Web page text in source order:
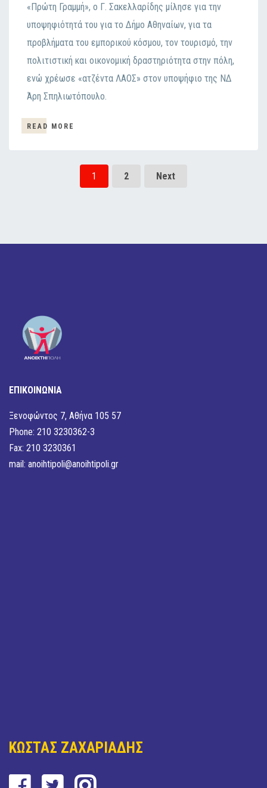
«Πρώτη Γραμμή», ο Γ. Σακελλαρίδης μίλησε για την
υποψηφιότητά του για το Δήμο Αθηναίων, για τα
προβλήματα του εμπορικού κόσμου, τον τουρισμό, την
πολιτιστική και οικονομική δραστηριότητα στην πόλη,
ενώ χρέωσε «ατζέντα ΛΑΟΣ» στον υποψήφιο της ΝΔ
Άρη Σπηλιωτόπουλο.
READ MORE
1 2 Next
ΕΠΙΚΟΙΝΩΝΙΑ
Ξενοφώντος 7, Αθήνα 105 57
Phone: 210 3230362-3
Fax: 210 3230361
mail: anoihtipoli@anoihtipoli.gr
ΚΩΣΤΑΣ ΖΑΧΑΡΙΑΔΗΣ